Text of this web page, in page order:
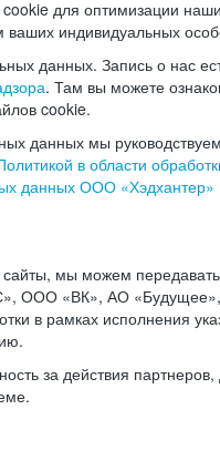
для оптимизации
ваших индивидуальных
данных. Запись о нас
. Там вы можете
cookie.
данных мы
в области
данных ООО «Хэдхантер»
сайты, мы можем
ООО «ВК», АО
в рамках исполнения
за действия